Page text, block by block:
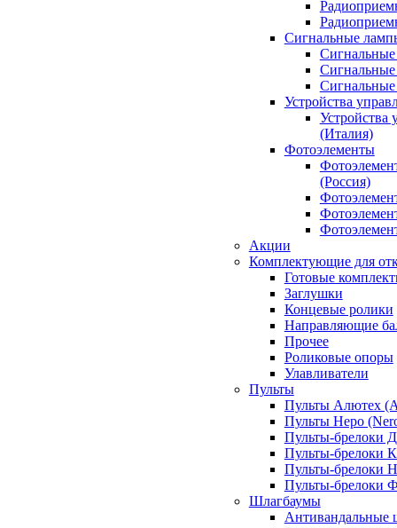
Сигнальные
Устройства
Устройства
(Италия)
Фотоэлементы
(Россия)
Акции
Комплектующие для
Готовые
Заглушки
Концевые ролики
Направляющие
Прочее
Роликовые опоры
Улавливатели
Пульты
Пульты Алютех
Пульты Неро
Пульты-брелоки
Пульты-брелоки
Пульты-брелоки
Пульты-брелоки
Шлагбаумы
Антивандальные